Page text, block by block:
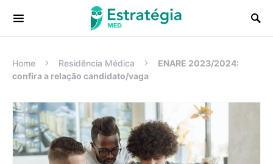
Procurar:
Home Residência Médica
ENARE 2023/2024:
confira a relação candidato/vaga